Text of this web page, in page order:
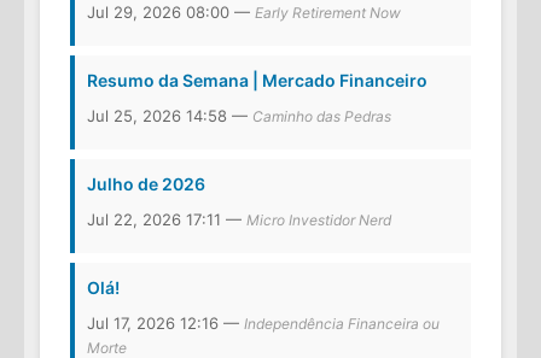
Jul 29, 2026 08:00 — Early Retirement Now
Resumo da Semana | Mercado Financeiro
Jul 25, 2026 14:58 — Caminho das Pedras
Julho de 2026
Jul 22, 2026 17:11 — Micro Investidor Nerd
Olá!
Jul 17, 2026 12:16 — Independência Financeira ou
Morte